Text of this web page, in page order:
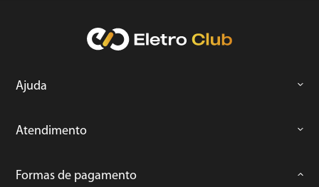
Ajuda
Atendimento
Formas de pagamento